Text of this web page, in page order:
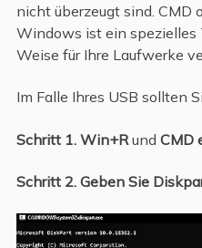
nicht überzeugt sind. CMD
Windows ist ein spezielles
Weise für Ihre Laufwerke
Im Falle Ihres USB sollten
Schritt 1. Win+Rund CMD
Schritt 2. Geben Sie